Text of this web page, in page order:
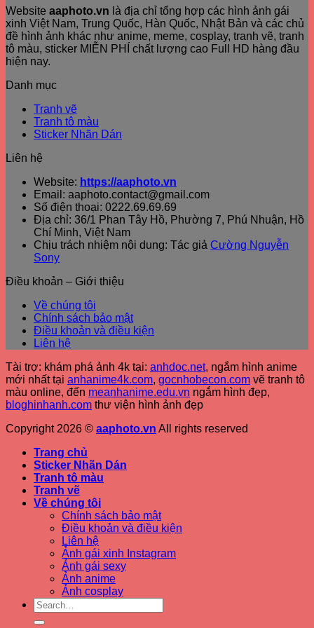
Website aaphoto.vn là địa chỉ tổng hợp các hình ảnh gái
xinh Việt Nam, Trung Quốc, Hàn Quốc, Nhật Bản và các chủ
đề hình ảnh khác như anime, meme, cosplay, tranh vẽ, tranh
tô màu, sticker MIỄN PHÍ chất lượng cao Full HD hàng đầu
hiện nay.
Danh mục
Tranh vẽ
Tranh tô màu
Sticker Nhãn Dán
Liên hệ
Website: https://aaphoto.vn
Email: aaphoto.contact@gmail.com
Số điện thoại: 0222.69.69.69
Địa chỉ: 36/1 Phan Tây Hồ, Phường 7, Phú Nhuận, Hồ
Chí Minh, Việt Nam
Chịu trách nhiệm nội dung: Tác giả Cường Nguyễn
Sony
Điều khoản – Giới thiệu
Về chúng tôi
Chính sách bảo mật
Điều khoản và điều kiện
Liên hệ
Tài trợ: khám phá ảnh 4k tại: anhdoc.net, ngắm hình anime
mới nhất tại anhanime4k.com, gocnhobecon.com vẽ tranh tô
màu online, đến meanhanime.edu.vn ngắm hình đẹp,
bloghinhanh.com thư viện hình ảnh đẹp
Copyright 2026 © aaphoto.vn All rights reserved
Trang chủ
Sticker Nhãn Dán
Tranh tô màu
Tranh vẽ
Về chúng tôi
Chính sách bảo mật
Điều khoản và điều kiện
Liên hệ
Ảnh gái xinh Instagram
Ảnh gái sexy
Ảnh anime
Ảnh cosplay